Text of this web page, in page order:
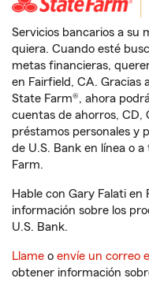
Servicios bancarios a su
quiera. Cuando esté
metas financieras,
en Fairfield, CA. Gracias
State Farm®, ahora
cuentas de ahorros, CD,
préstamos personales y
de U.S. Bank en línea o
Farm.
Hable con Gary Falati
información sobre los
U.S. Bank.
Llame o envíe un correo
obtener información